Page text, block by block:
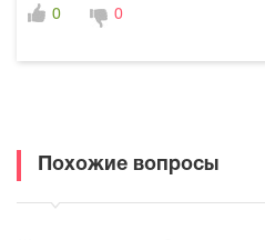
0
0
Похожие вопросы